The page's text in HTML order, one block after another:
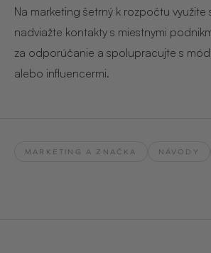
Na marketing šetrný k rozpočtu využite
nadviažte kontakty s miestnymi
za odporúčanie a spolupracujte s
alebo influencermi.
MARKETING A ZNAČKA NÁVODY